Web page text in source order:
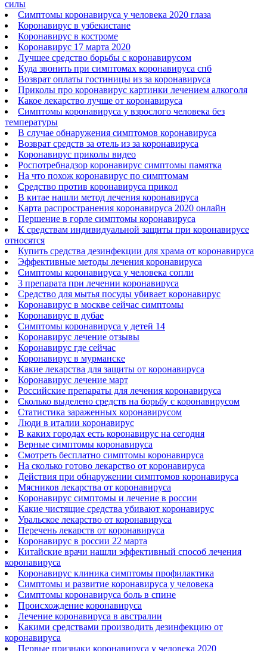
силы
Симптомы коронавируса у человека 2020 глаза
Коронавирус в узбекистане
Коронавирус в костроме
Коронавирус 17 марта 2020
Лучшее средство борьбы с коронавирусом
Куда звонить при симптомах коронавируса спб
Возврат оплаты гостиницы из за коронавируса
Приколы про коронавирус картинки лечением алкоголя
Какое лекарство лучше от коронавируса
Симптомы коронавируса у взрослого человека без
температуры
В случае обнаружения симптомов коронавируса
Возврат средств за отель из за коронавируса
Коронавирус приколы видео
Роспотребнадзор коронавирус симптомы памятка
На что похож коронавирус по симптомам
Средство против коронавируса прикол
В китае нашли метод лечения коронавируса
Карта распространения коронавируса 2020 онлайн
Першение в горле симптомы коронавируса
К средствам индивидуальной защиты при коронавирусе
относятся
Купить средства дезинфекции для храма от коронавируса
Эффективные методы лечения коронавируса
Симптомы коронавируса у человека сопли
3 препарата при лечении коронавируса
Средство для мытья посуды убивает коронавирус
Коронавирус в москве сейчас симптомы
Коронавирус в дубае
Симптомы коронавируса у детей 14
Коронавирус лечение отзывы
Коронавирус где сейчас
Коронавирус в мурманске
Какие лекарства для защиты от коронавируса
Коронавирус лечение март
Российские препараты для лечения коронавируса
Сколько выделено средств на борьбу с коронавирусом
Статистика зараженных коронавирусом
Люди в италии коронавирус
В каких городах есть коронавирус на сегодня
Верные симптомы коронавируса
Смотреть бесплатно симптомы коронавируса
На сколько готово лекарство от коронавируса
Действия при обнаружении симптомов коронавируса
Мясников лекарства от коронавируса
Коронавирус симптомы и лечение в россии
Какие чистящие средства убивают коронавирус
Уральское лекарство от коронавируса
Перечень лекарств от коронавируса
Коронавирус в россии 22 марта
Китайские врачи нашли эффективный способ лечения
коронавируса
Коронавирус клиника симптомы профилактика
Симптомы и развитие коронавируса у человека
Симптомы коронавируса боль в спине
Происхождение коронавируса
Лечение коронавируса в австралии
Какими средствами производить дезинфекцию от
коронавируса
Первые признаки коронавируса у человека 2020